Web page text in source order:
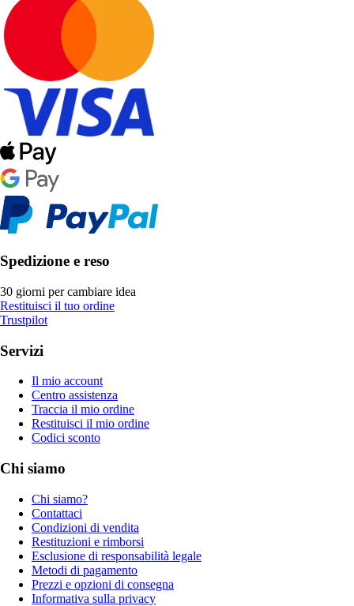
Spedizione e reso
30 giorni per cambiare idea
Restituisci il tuo ordine
Trustpilot
Servizi
Il mio account
Centro assistenza
Traccia il mio ordine
Restituisci il mio ordine
Codici sconto
Chi siamo
Chi siamo?
Contattaci
Condizioni di vendita
Restituzioni e rimborsi
Esclusione di responsabilità legale
Metodi di pagamento
Prezzi e opzioni di consegna
Informativa sulla privacy